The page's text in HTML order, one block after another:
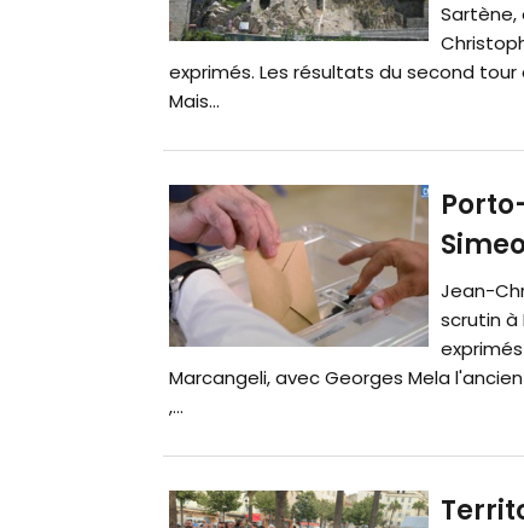
Sartène,
exprimés. Les résultats du second
Mais...
Jean-
scrutin à
Marcangeli, avec Georges Mela
,...